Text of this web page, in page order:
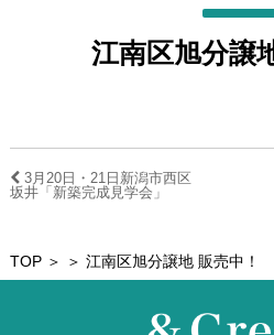
江南区旭分譲
3月20日・21日新潟市西区
坂井「新築完成見学会」
TOP＞ ＞ 江南区旭分譲地 販売中！